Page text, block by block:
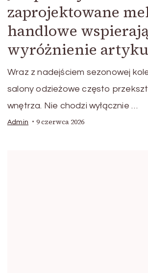
zaprojektowane
handlowe
wyróżnienie
Wraz z nadejściem sezonowej
salony odzieżowe często
wnętrza. Nie chodzi wyłącznie …
Admin 9 czerwca 2026